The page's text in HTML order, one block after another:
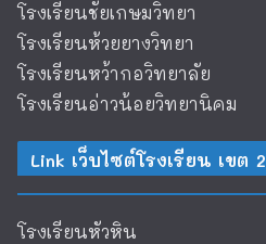
โรงเรียนชัยเกษมวิทยา
โรงเรียนห้วยยางวิทยา
โรงเรียนหว้ากอวิทยาลัย
โรงเรียนอ่าวน้อยวิทยานิคม
Link เว็บไซต์โรงเรียน เขต 2
โรงเรียนหัวหิน